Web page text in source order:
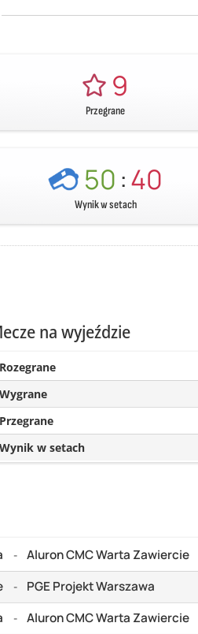
9
Przegrane
50:40
Wynik w setach
na wyjeździe
Rozegrane
Wygrane
Przegrane
Wynik w setach
- Aluron CMC Warta Zawiercie
- PGE Projekt Warszawa
- Aluron CMC Warta Zawiercie